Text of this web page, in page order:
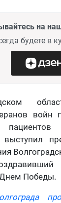
на
будете в
войн
выступил
Победы.